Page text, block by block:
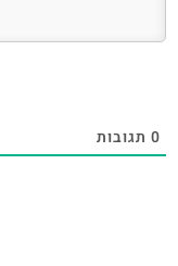
0 תגובות